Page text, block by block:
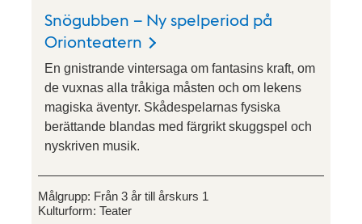
Snögubben – Ny spelperiod på
Orionteatern
En gnistrande vintersaga om fantasins kraft, om
de vuxnas alla tråkiga måsten och om lekens
magiska äventyr. Skådespelarnas fysiska
berättande blandas med färgrikt skuggspel och
nyskriven musik.
Målgrupp: Från 3 år till årskurs 1
Kulturform: Teater